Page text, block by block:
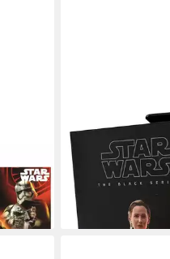
Actionfigur Star
Series, Andor,
Action-Figur (c
ab 22,90 €
lieferbar - in 3-4